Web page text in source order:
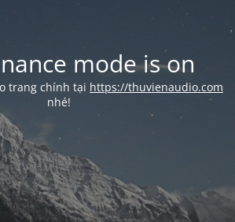
mode is on
trang chính tại https://thuvienaudio.com
nhé!